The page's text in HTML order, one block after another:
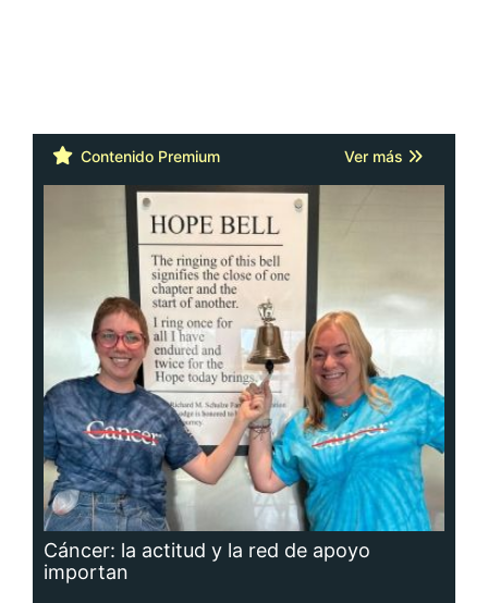
Contenido Premium Ver más
Cáncer: la actitud y la red de apoyo
importan